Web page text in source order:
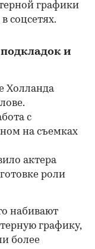
графики
соцсетях.
и
Холланда
с
на съемках
актера
роли
набивают
графику,
более